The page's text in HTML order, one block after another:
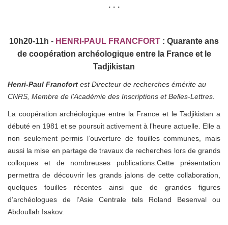
• • •
10h20-11h - HENRI-PAUL FRANCFORT : Quarante ans
de coopération archéologique entre la France et le
Tadjikistan
Henri-Paul Francfort est Directeur de recherches émérite au
CNRS, Membre de l’Académie des Inscriptions et Belles-Lettres.
La coopération archéologique entre la France et le Tadjikistan a
débuté en 1981 et se poursuit activement à l’heure actuelle. Elle a
non seulement permis l’ouverture de fouilles communes, mais
aussi la mise en partage de travaux de recherches lors de grands
colloques et de nombreuses publications.Cette présentation
permettra de découvrir les grands jalons de cette collaboration,
quelques fouilles récentes ainsi que de grandes figures
d’archéologues de l’Asie Centrale tels Roland Besenval ou
Abdoullah Isakov.